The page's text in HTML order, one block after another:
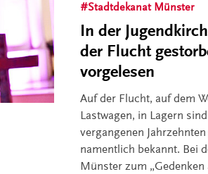
Stadtdekanat Münster
In der
der Flucht
vorgelesen
Auf der Flucht, auf dem
Lastwagen, in Lagern
vergangenen
namentlich bekannt. Bei
Münster zum „Gedenken